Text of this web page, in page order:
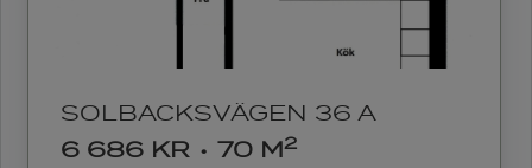
SOLBACKSVÄGEN 36 A
6 686 KR • 70 M2